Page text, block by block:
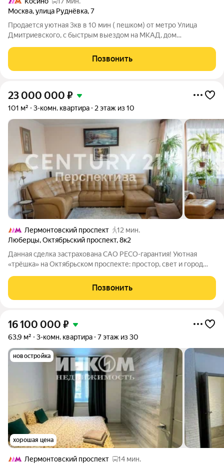
Москва,улица Руднёвка,7
Продается уютная 3кв в 10 мин ( пешком) от метро Улица
Дмитриевского, с быстрым выездом на МКАД, дом
инфраструктура: во дворе: 2 детсада, школа, рядом: несколько
ТЦ, кафе и рестораны, сетевые
Позвонить
23 000 000 ₽
101 м² 3-комн. квартира 2 этаж из 10
Лермонтовский проспект
12 мин.
Люберцы,Октябрьский проспект,8к2
Данная сделка застрахована САО РЕСО-гарантия! Уютная
«трёшка» на Октябрьском проспекте: простор, свет и город
жизни: качественный ремонт, продуманная планировка и
огромная лоджия, которой
Позвонить
16 100 000 ₽
63,9 м² 3-комн. квартира 7 этаж из 30
новостройка
хорошая цена
Лермонтовский проспект
14 мин.